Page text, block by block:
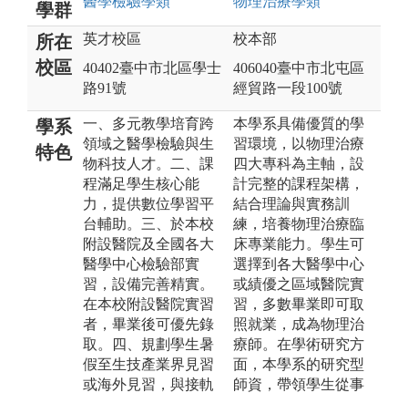
學群
所在
校區
英才校區
40402臺中市北區學士
路91號
校本部
406040臺中市北屯區
經貿路一段100號
學系
特色
一、多元教學培育跨
領域之醫學檢驗與生
物科技人才。二、課
程滿足學生核心能
力，提供數位學習平
台輔助。三、於本校
附設醫院及全國各大
醫學中心檢驗部實
習，設備完善精實。
在本校附設醫院實習
者，畢業後可優先錄
取。四、規劃學生暑
假至生技產業界見習
或海外見習，與接軌
本學系具備優質的學
習環境，以物理治療
四大專科為主軸，設
計完整的課程架構，
結合理論與實務訓
練，培養物理治療臨
床專業能力。學生可
選擇到各大醫學中心
或績優之區域醫院實
習，多數畢業即可取
照就業，成為物理治
療師。在學術研究方
面，本學系的研究型
師資，帶領學生從事